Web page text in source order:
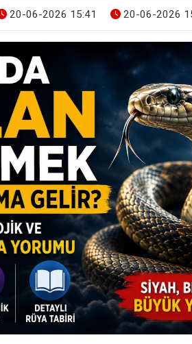
20-06-2026 15:41 20-06-2026